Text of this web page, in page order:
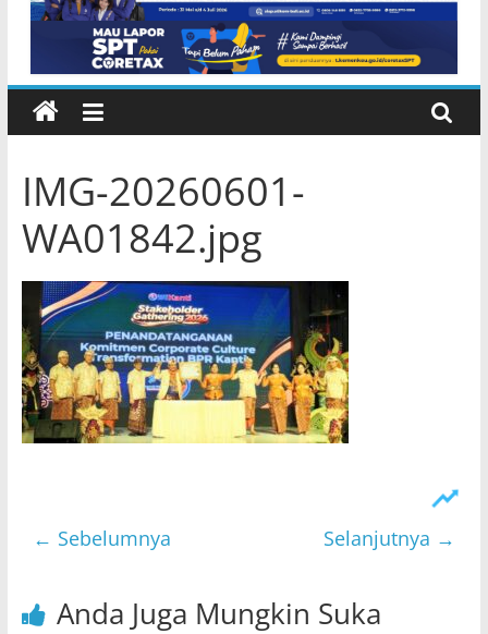
IMG-20260601-
WA01842.jpg
← Sebelumnya Selanjutnya →
Anda Juga Mungkin Suka